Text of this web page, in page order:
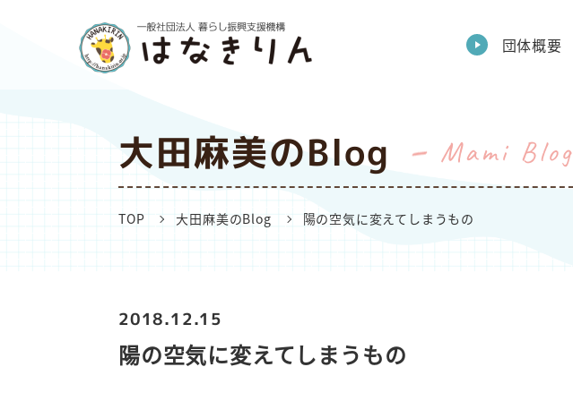
団体概要
大田麻美のBlog Mami Blog
TOP 大田麻美のBlog 陽の空気に変えてしまうもの
2018.12.15
陽の空気に変えてしまうもの